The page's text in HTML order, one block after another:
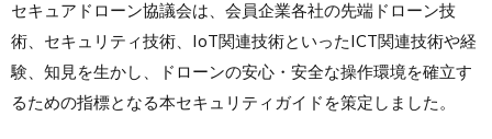
セキュアドローン協議会は、会員企業各社の先端ドローン技
術、セキュリティ技術、IoT関連技術といったICT関連技術や経
験、知見を生かし、ドローンの安心・安全な操作環境を確立す
るための指標となる本セキュリティガイドを策定しました。